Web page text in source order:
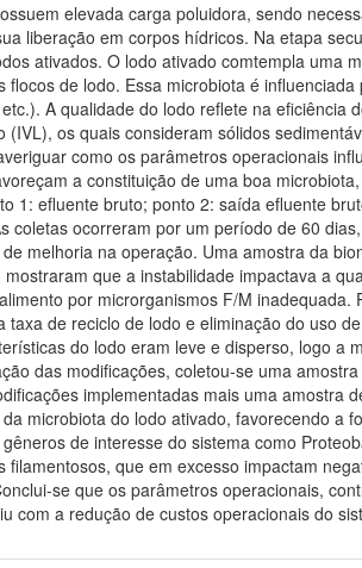
elevada carga poluidora, sendo
liberação em corpos hídricos. Na etapa
ativados. O lodo ativado comtempla uma
de lodo. Essa microbiota é
A qualidade do lodo reflete na eficiência
os quais consideram sólidos
como os parâmetros operacionais
a constituição de uma boa
1: efluente bruto; ponto 2: saída efluente
coletas ocorreram por um período de 60
melhoria na operação. Uma amostra da
que a instabilidade impactava a
por microrganismos F/M
de reciclo de lodo e eliminação do uso
do lodo eram leve e disperso, logo a
das modificações, coletou-se uma
implementadas mais uma amostra
microbiota do lodo ativado, favorecendo a
de interesse do sistema como
que em excesso impactam
se que os parâmetros operacionais,
com a redução de custos operacionais do